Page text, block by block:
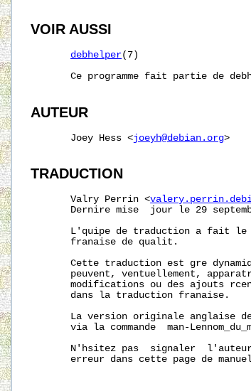
VOIR AUSSI
debhelper(7)
Ce programme fait partie de
AUTEUR
       Joey Hess <
joeyh@debian.org>
TRADUCTION
       Valry Perrin <
Dernire mise  jour le 29
L'quipe de traduction a fait
       franaise de qualit.
Cette traduction est gre
peuvent, ventuellement,
modifications ou des ajouts
       dans la traduction franaise.
La version originale anglaise
via la commande  man-
N'hsitez pas  signaler